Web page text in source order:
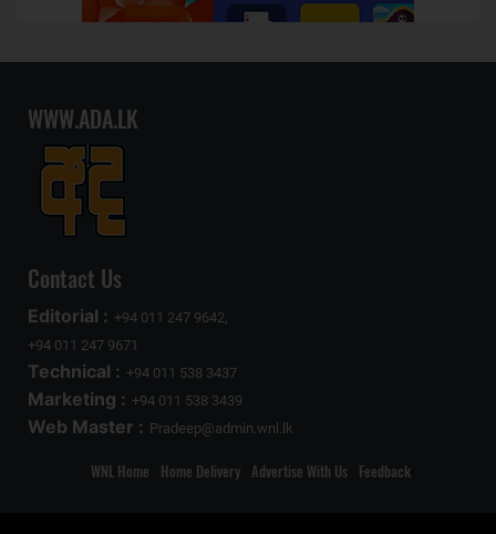
WWW.ADA.LK
Contact Us
Editorial : +94 011 247 9642,
+94 011 247 9671
Technical : +94 011 538 3437
Marketing : +94 011 538 3439
Web Master : Pradeep@admin.wnl.lk
WNL Home Home Delivery Advertise With Us Feedback